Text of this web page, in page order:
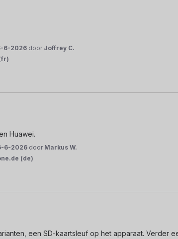
6-2026 door Joffrey C.
Huawei.
6-2026 door Markus W.
(de)
een SD-kaartsleuf op het apparaat. Verder